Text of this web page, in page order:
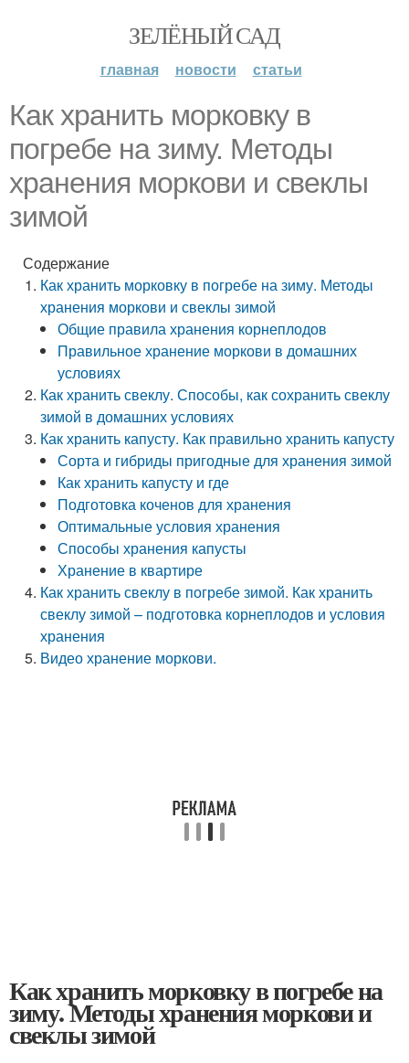
ЗЕЛЁНЫЙ САД
главная новости статьи
Как хранить морковку в
погребе на зиму. Методы
хранения моркови и свеклы
зимой
Содержание
Как хранить морковку в погребе на зиму. Методы
хранения моркови и свеклы зимой
Общие правила хранения корнеплодов
Правильное хранение моркови в домашних
условиях
Как хранить свеклу. Способы, как сохранить свеклу
зимой в домашних условиях
Как хранить капусту. Как правильно хранить капусту
Сорта и гибриды пригодные для хранения зимой
Как хранить капусту и где
Подготовка коченов для хранения
Оптимальные условия хранения
Способы хранения капусты
Хранение в квартире
Как хранить свеклу в погребе зимой. Как хранить
свеклу зимой – подготовка корнеплодов и условия
хранения
Видео хранение моркови.
Как хранить морковку в погребе на
зиму. Методы хранения моркови и
свеклы зимой